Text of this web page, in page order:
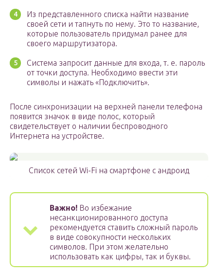
Из представленного списка найти название
своей сети и тапнуть по нему. Это то название,
которые пользователь придумал ранее для
своего маршрутизатора.
Система запросит данные для входа, т. е. пароль
от точки доступа. Необходимо ввести эти
символы и нажать «Подключить».
После синхронизации на верхней панели телефона
появится значок в виде полос, который
свидетельствует о наличии беспроводного
Интернета на устройстве.
Список сетей Wi-Fi на смартфоне с андроид
Важно! Во избежание
несанкционированного доступа
рекомендуется ставить сложный пароль
в виде совокупности нескольких
символов. При этом желательно
использовать как цифры, так и буквы.